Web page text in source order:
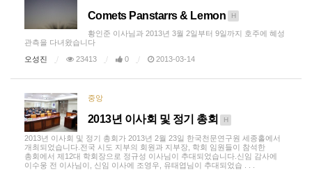
Comets Panstarrs & Lemon H
황인준 이사님과 2013년 3월 2일부터 9일까지 호주에 혜성
관측을 다녀왔습니다
오성진
23413 0 2013-03-14
중앙
2013년 이사회 및 정기 총회 H
2013년 이사회 및 정기 총회가 2013년 2월 23일 한국천문연구원 세종홀에서
개최되었습니다.전국 시도 지부의 회원과 지부장, 학회 임원들이 참석한
총회에서 제12대 학회장으로 정규성 이사님이 추대되었습니다.신임 감사에
이수웅 전 이사님이, 신임 이사에 조영우, 유태엽님이 추대되었습 . . .